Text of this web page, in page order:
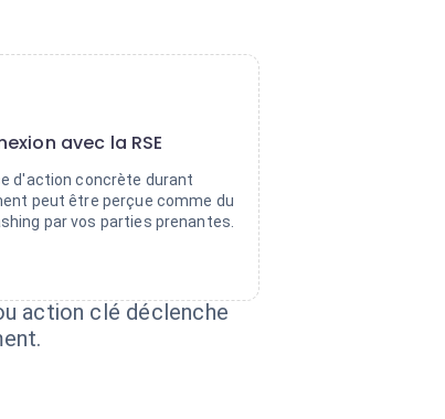
avec la RSE
d'action concrète durant
peut être perçue comme du
par vos parties prenantes.
action clé déclenche